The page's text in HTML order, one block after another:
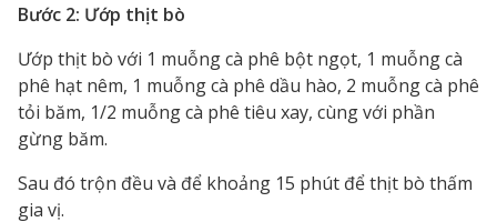
Bước 2: Ướp thịt bò
Ướp thịt bò với 1 muỗng cà phê bột ngọt, 1 muỗng cà
phê hạt nêm, 1 muỗng cà phê dầu hào, 2 muỗng cà phê
tỏi băm, 1/2 muỗng cà phê tiêu xay, cùng với phần
gừng băm.
Sau đó trộn đều và để khoảng 15 phút để thịt bò thấm
gia vị.